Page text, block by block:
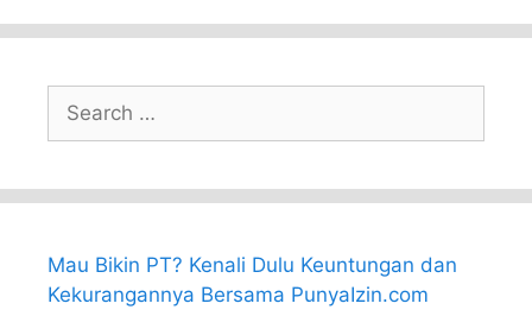
for:
Mau Bikin PT? Kenali Dulu Keuntungan dan
Kekurangannya Bersama PunyaIzin.com